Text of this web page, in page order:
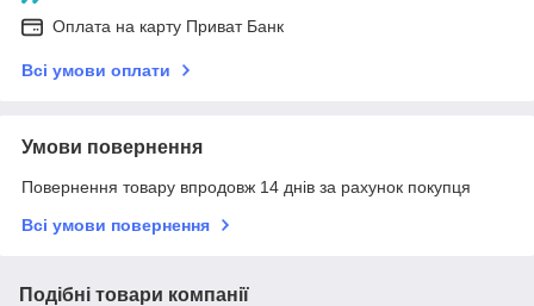
Оплата на карту Приват Банк
Всі умови оплати
Умови повернення
Повернення товару впродовж 14 днів за рахунок покупця
Всі умови повернення
Подібні товари компанії